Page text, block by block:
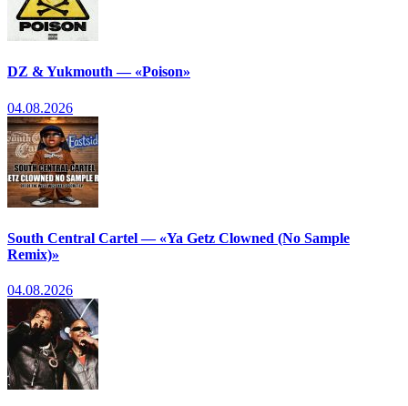
DZ & Yukmouth — «Poison»
04.08.2026
South Central Cartel — «Ya Getz Clowned (No Sample
Remix)»
04.08.2026